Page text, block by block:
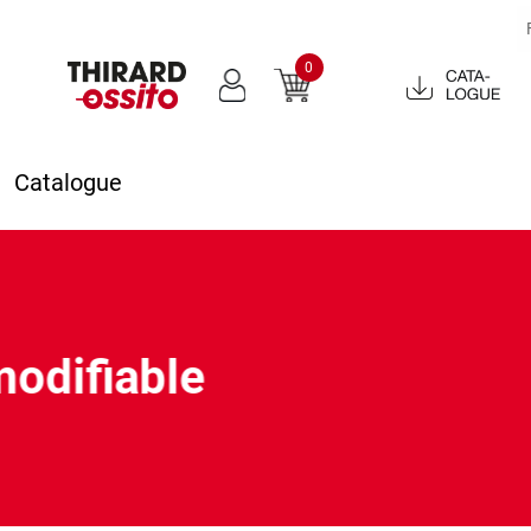
0
Catalogue
2022
Catalogue